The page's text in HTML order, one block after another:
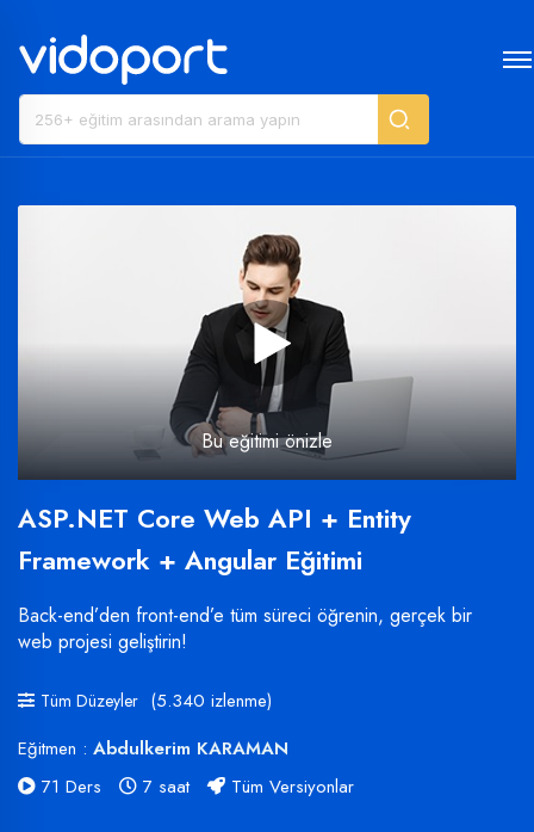
Bu eğitimi önizle
ASP.NET Core Web API + Entity
Framework + Angular Eğitimi
Back-end’den front-end’e tüm süreci öğrenin, gerçek bir
web projesi geliştirin!
Tüm Düzeyler (5.340 izlenme)
Eğitmen : Abdulkerim KARAMAN
71 Ders
7 saat Tüm Versiyonlar